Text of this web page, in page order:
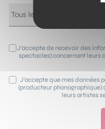
J’accepte de recevoir des
spectacles) concernant leurs
J’accepte que mes données
(producteur phonographique)
leurs artistes